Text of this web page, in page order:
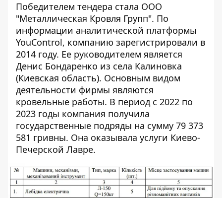
Победителем тендера стала ООО
"Металлическая Кровля Групп". По
информации аналитической платформы
YouControl, компанию зарегистрировали в
2014 году. Ее руководителем является
Денис Бондаренко из села Калиновка
(Киевская область). Основным видом
деятельности фирмы являются
кровельные работы. В период с 2022 по
2023 годы компания получила
государственные подряды на сумму 79 373
581 гривны. Она оказывала услуги Киево-
Печерской Лавре.